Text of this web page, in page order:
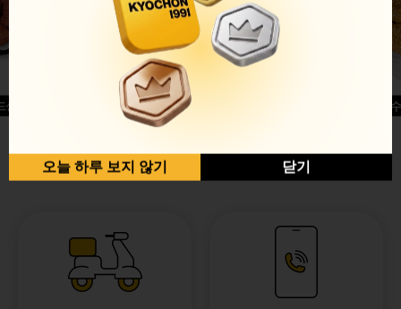
글윙
반반순살[레드+허니]
허니옥
오늘 하루 보지 않기 닫기